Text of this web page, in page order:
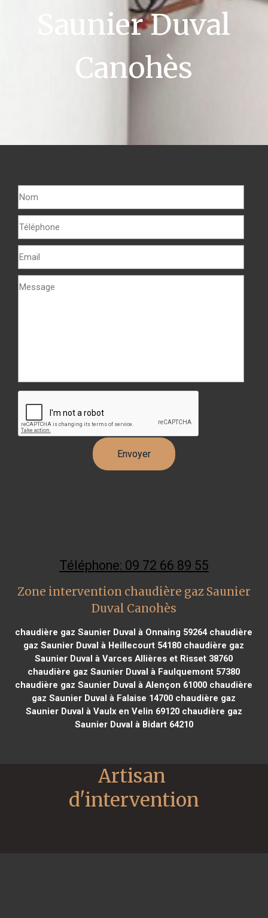
Saunier Duval
Canohès
Téléphone: 09 72 66 89 55
Zone intervention chaudière gaz Saunier
Duval Canohès
chaudière gaz Saunier Duval à Onnaing 59264chaudière
gaz Saunier Duval à Heillecourt 54180 chaudière gaz
Saunier Duval à Varces Allières et Risset 38760
chaudière gaz Saunier Duval à Faulquemont 57380
chaudière gaz Saunier Duval à Alençon 61000 chaudière
gaz Saunier Duval à Falaise 14700 chaudière gaz
Saunier Duval à Vaulx en Velin 69120chaudière gaz
Saunier Duval à Bidart 64210
Artisan
d'intervention